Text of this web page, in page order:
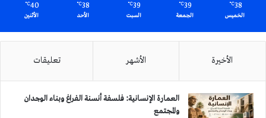
38
℃
الخميس
39
℃
الجمعة
39
℃
السبت
38
℃
الأحد
40
℃
الأثنين
الأخيرة الأشهر تعليقات
العمارة الإنسانية: فلسفة أنسنة الفراغ وبناء الوجدان
والمجتمع